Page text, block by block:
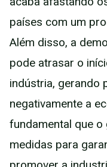
países com um
Além disso, a
pode atrasar o
indústria, gerando
negativamente a
fundamental que
medidas para